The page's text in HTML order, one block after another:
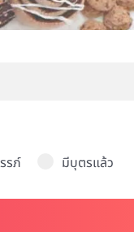
รภ์ มีบุตรแล้ว